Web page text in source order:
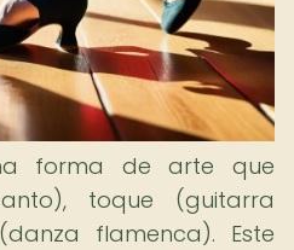
forma de arte que
toque (guitarra
flamenca). Este